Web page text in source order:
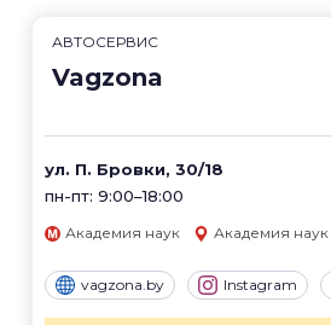
АВТОСЕРВИС
Vagzona
ул. П. Бровки, 30/18
пн-пт: 9:00–18:00
Академия наук Академия наук
vagzona.by Instagram